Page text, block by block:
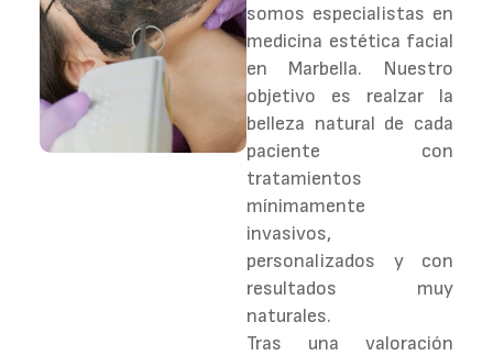
somos especialistas en
medicina estética facial
en Marbella. Nuestro
objetivo es realzar la
belleza natural de cada
paciente con
tratamientos
mínimamente
invasivos,
personalizados y con
resultados muy
naturales.
Tras una valoración
EnClínica Alethia
somos especialistas en
medicina estética
corporal en Marbella.
Nuestro objetivo es
ayudarte a mejorar tu
silueta, tratar la
celulitis, reducir la grasa
localizada y resolver
aquellas preocupaciones
corporales que afectan
a tu bienestar y
confianza.